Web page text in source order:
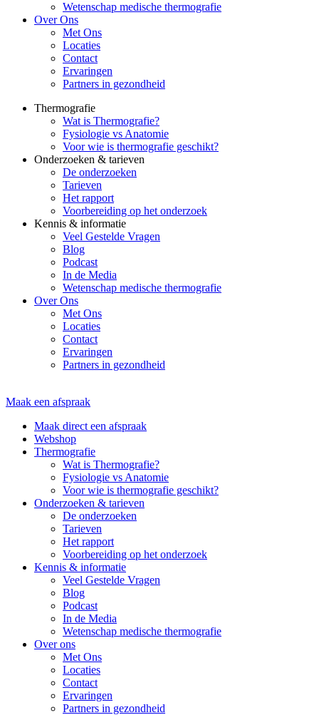
Wetenschap medische thermografie
Over Ons
Met Ons
Locaties
Contact
Ervaringen
Partners in gezondheid
Thermografie
Wat is Thermografie?
Fysiologie vs Anatomie
Voor wie is thermografie geschikt?
Onderzoeken & tarieven
De onderzoeken
Tarieven
Het rapport
Voorbereiding op het onderzoek
Kennis & informatie
Veel Gestelde Vragen
Blog
Podcast
In de Media
Wetenschap medische thermografie
Over Ons
Met Ons
Locaties
Contact
Ervaringen
Partners in gezondheid
Maak een afspraak
Maak direct een afspraak
Webshop
Thermografie
Wat is Thermografie?
Fysiologie vs Anatomie
Voor wie is thermografie geschikt?
Onderzoeken & tarieven
De onderzoeken
Tarieven
Het rapport
Voorbereiding op het onderzoek
Kennis & informatie
Veel Gestelde Vragen
Blog
Podcast
In de Media
Wetenschap medische thermografie
Over ons
Met Ons
Locaties
Contact
Ervaringen
Partners in gezondheid